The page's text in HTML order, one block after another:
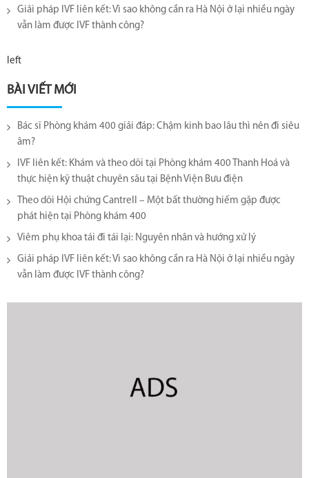
Giải pháp IVF liên kết: Vì sao không cần ra Hà Nội ở lại nhiều ngày
vẫn làm được IVF thành công?
left
BÀI VIẾT MỚI
Bác sĩ Phòng khám 400 giải đáp: Chậm kinh bao lâu thì nên đi siêu
âm?
IVF liên kết: Khám và theo dõi tại Phòng khám 400 Thanh Hoá và
thực hiện kỹ thuật chuyên sâu tại Bệnh Viện Bưu điện
Theo dõi Hội chứng Cantrell – Một bất thường hiếm gặp được
phát hiện tại Phòng khám 400
Viêm phụ khoa tái đi tái lại​: Nguyên nhân và hướng xử lý
Giải pháp IVF liên kết: Vì sao không cần ra Hà Nội ở lại nhiều ngày
vẫn làm được IVF thành công?